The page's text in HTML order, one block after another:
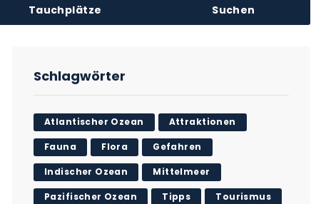
Tauchplätze Suchen
Schlagwörter
Atlantischer Ozean Attraktionen
Fauna Flora Gefahren
Indischer Ozean Mittelmeer
Pazifischer Ozean Tipps Tourismus